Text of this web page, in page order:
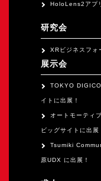
HoloLens2アプ
研究会
XRビジネスフォ
展示会
TOKYO
イトに出展！
オートモーティ
ビッグサイトに出展
Tsumiki
原UDX に出展！